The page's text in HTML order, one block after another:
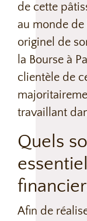
de cette
au monde de
originel de
la Bourse à
clientèle de
travaillant
Quels
Afin de